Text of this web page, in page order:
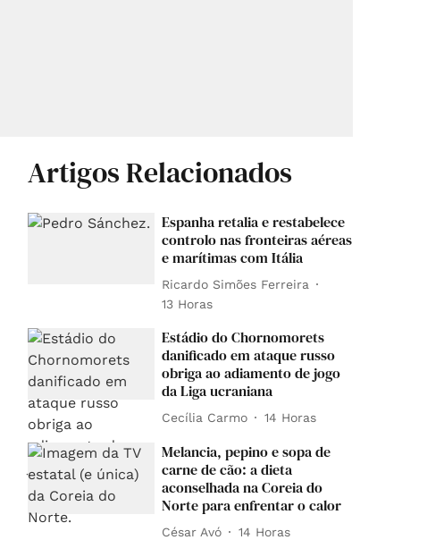
Artigos Relacionados
Espanha retalia e restabelece
controlo nas fronteiras aéreas
e marítimas com Itália
Ricardo Simões Ferreira
13 Horas
Estádio do Chornomorets
danificado em ataque russo
obriga ao adiamento de jogo
da Liga ucraniana
Cecília Carmo 14 Horas
Melancia, pepino e sopa de
carne de cão: a dieta
aconselhada na Coreia do
Norte para enfrentar o calor
César Avó 14 Horas